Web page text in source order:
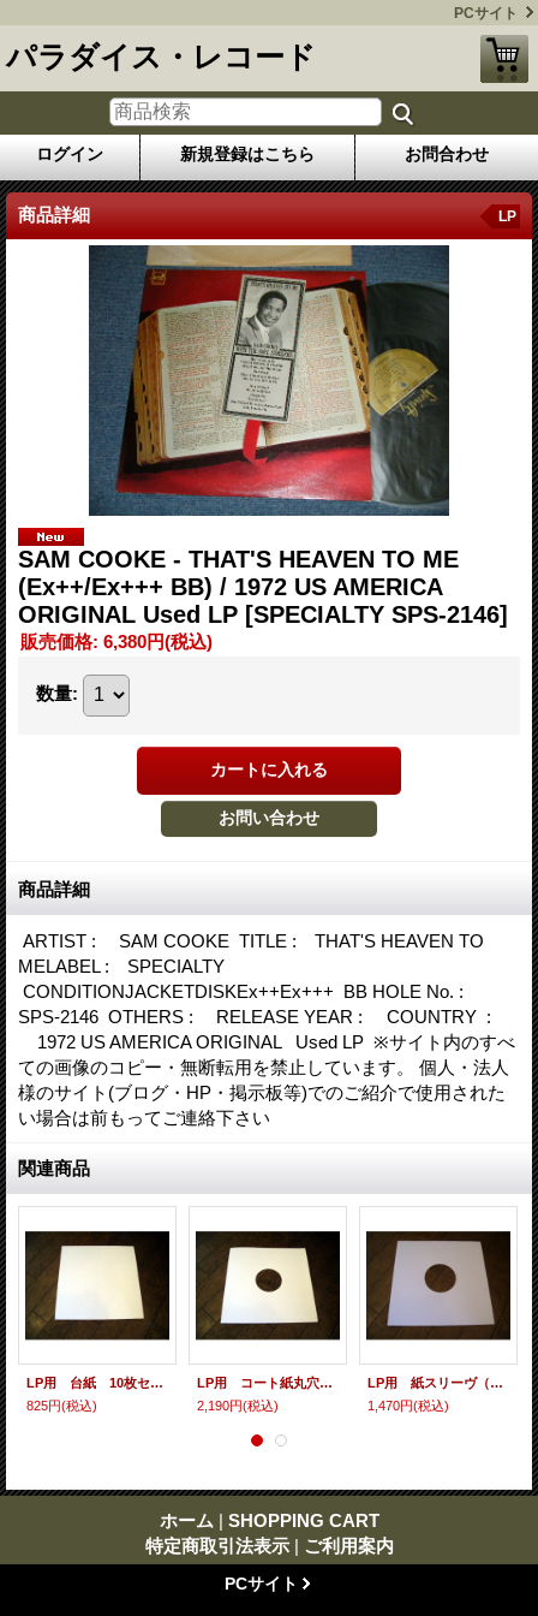
PCサイト
パラダイス・レコード
ログイン 新規登録はこちら お問合わせ
商品詳細 LP
SAM COOKE - THAT'S HEAVEN TO ME
(Ex++/Ex+++ BB) / 1972 US AMERICA
ORIGINAL Used LP [SPECIALTY SPS-2146]
販売価格: 6,380円(税込)
数量:
商品詳細
ARTIST : SAM COOKE TITLE : THAT'S HEAVEN TO
MELABEL : SPECIALTY
CONDITIONJACKETDISKEx++Ex+++ BB HOLE No. :
SPS-2146 OTHERS : RELEASE YEAR : COUNTRY :
1972 US AMERICA ORIGINAL Used LP ※サイト内のすべ
ての画像のコピー・無断転用を禁止しています。 個人・法人
様のサイト(ブログ・HP・掲示板等)でのご紹介で使用された
い場合は前もってご連絡下さい
関連商品
LP用 台紙 10枚セット
825円(税込)
LP用 コート紙丸穴ジャケ 10枚セット
2,190円(税込)
LP用 紙スリーヴ（レギュラー 四角の角） 10枚セット
1,470円(税込)
ホーム | SHOPPING CART
特定商取引法表示 | ご利用案内
PCサイト